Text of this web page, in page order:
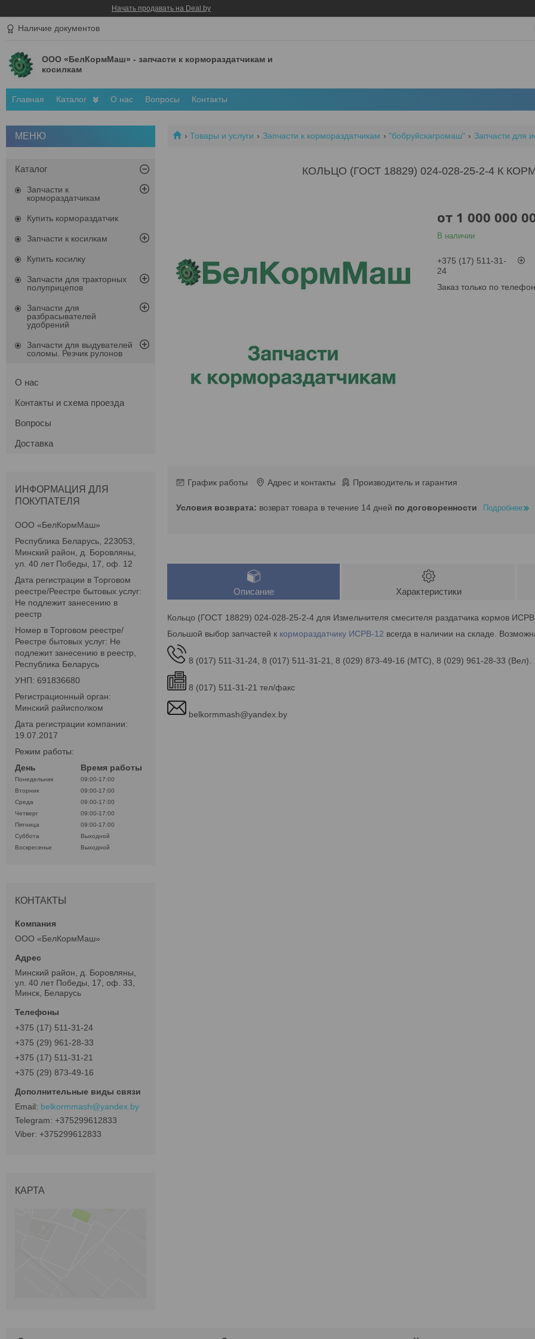
Начать продавать на Deal.by
Наличие документов
ООО «БелКормМаш» - запчасти к кормораздатчикам и
косилкам
Главная Каталог О нас Вопросы Контакты
Товары и услуги Запчасти к кормораздатчикам "бобруйскагромаш" Запчасти для
КОЛЬЦО (ГОСТ 18829) 024-028-25-2-4 К
от 1 000 000
В наличии
+375 (17) 511-31-
24
Заказ только по
График работы Адрес и контакты Производитель и гарантия
возврат товара в течение 14 дней по договоренности Подробнее
Описание Характеристики
Кольцо (ГОСТ 18829) 024-028-25-2-4 для Измельчителя смесителя раздатчика кормов
Большой выбор запчастей к кормораздатчику ИСРВ-12 всегда в наличии на складе.
8 (017) 511-31-24, 8 (017) 511-31-21, 8 (029) 873-49-16 (МТС), 8 (029) 961-28-33 (Вел).
8 (017) 511-31-21 тел/факс
belkormmash@yandex.by
Каталог
Запчасти к
кормораздатчикам
Купить кормораздатчик
Запчасти к косилкам
Купить косилку
Запчасти для тракторных
полуприцепов
Запчасти для
разбрасывателей
удобрений
Запчасти для выдувателей
соломы. Резчик рулонов
О нас
Контакты и схема проезда
Вопросы
Доставка
ИНФОРМАЦИЯ ДЛЯ
ПОКУПАТЕЛЯ
ООО «БелКормМаш»
Республика Беларусь, 223053,
Минский район, д. Боровляны,
ул. 40 лет Победы, 17, оф. 12
Дата регистрации в Торговом
реестре/Реестре бытовых услуг:
Не подлежит занесению в
реестр
Номер в Торговом реестре/
Реестре бытовых услуг: Не
подлежит занесению в реестр,
Республика Беларусь
УНП: 691836680
Регистрационный орган:
Минский райисполком
Дата регистрации компании:
19.07.2017
Режим работы:
День
Время работы
Понедельник
09:00-17:00
Вторник
09:00-17:00
Среда
09:00-17:00
Четверг
09:00-17:00
Пятница
09:00-17:00
Суббота
Выходной
Воскресенье
Выходной
КОНТАКТЫ
ООО «БелКормМаш»
Минский район, д. Боровляны,
ул. 40 лет Победы, 17, оф. 33,
Минск, Беларусь
+375 (17) 511-31-24
+375 (29) 961-28-33
+375 (17) 511-31-21
+375 (29) 873-49-16
belkormmash@yandex.by
+375299612833
+375299612833
КАРТА